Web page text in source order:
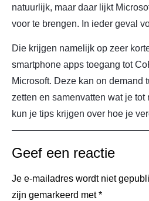
natuurlijk, maar daar lijkt
voor te brengen. In ieder geval
Die krijgen namelijk op zeer
smartphone apps toegang tot
Microsoft. Deze kan on demand
zetten en samenvatten wat je tot
kun je tips krijgen over hoe je
Geef een reactie
Je e-mailadres wordt niet
zijn gemarkeerd met*